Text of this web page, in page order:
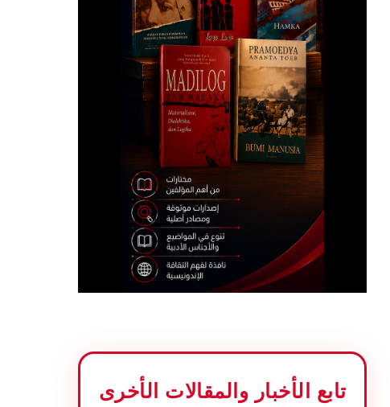
تابع الأخبار والمقالات الأخرى